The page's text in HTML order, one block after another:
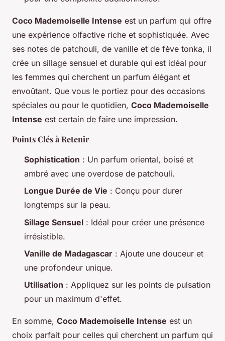
Coco Mademoiselle Intense est un parfum qui offre
une expérience olfactive riche et sophistiquée. Avec
ses notes de patchouli, de vanille et de fève tonka, il
crée un sillage sensuel et durable qui est idéal pour
les femmes qui cherchent un parfum élégant et
envoûtant. Que vous le portiez pour des occasions
spéciales ou pour le quotidien, Coco Mademoiselle
Intense est certain de faire une impression.
Points Clés à Retenir
Sophistication : Un parfum oriental, boisé et
ambré avec une overdose de patchouli.
Longue Durée de Vie : Conçu pour durer
longtemps sur la peau.
Sillage Sensuel : Idéal pour créer une présence
irrésistible.
Vanille de Madagascar : Ajoute une douceur et
une profondeur unique.
Utilisation : Appliquez sur les points de pulsation
pour un maximum d'effet.
En somme, Coco Mademoiselle Intense est un
choix parfait pour celles qui cherchent un parfum qui